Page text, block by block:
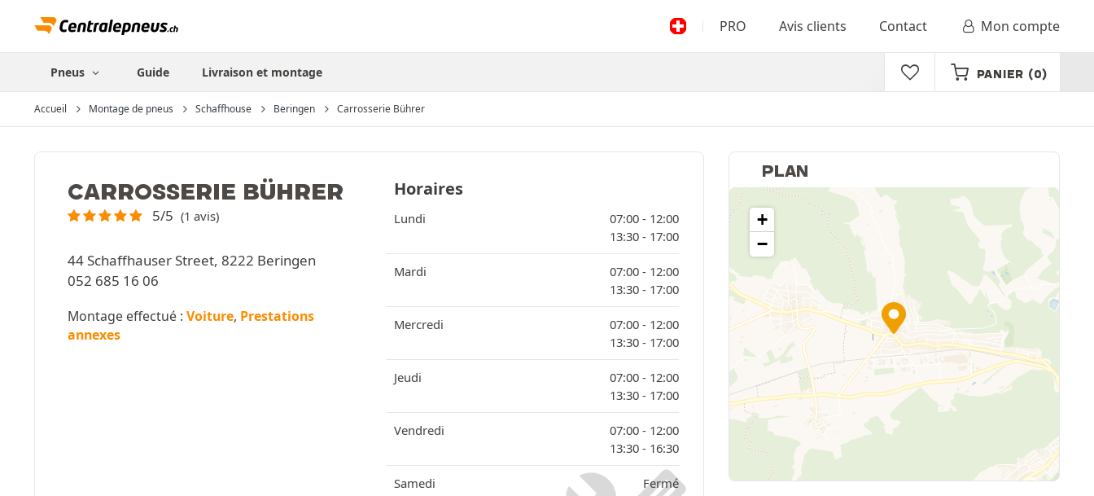
PRO Avis clients Contact Mon compte
Pneus Guide Livraison et montage PANIER (0)
Accueil Montage de pneus Schaffhouse Beringen Carrosserie Bührer
CARROSSERIE BÜHRER
5/5 (1 avis)
44 Schaffhauser Street, 8222 Beringen
052 685 16 06
Montage effectué : Voiture, Prestations
annexes
Horaires
Lundi 07:00 - 12:00
13:30 - 17:00
Mardi 07:00 - 12:00
13:30 - 17:00
Mercredi 07:00 - 12:00
13:30 - 17:00
Jeudi 07:00 - 12:00
13:30 - 17:00
Vendredi 07:00 - 12:00
13:30 - 16:30
Samedi Fermé
PLAN
+
−